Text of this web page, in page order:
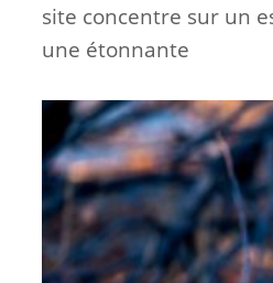
site concentre sur un
une étonnante